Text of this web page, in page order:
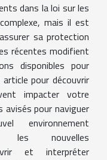
dans la loi sur les
mais il est
sa protection
récentes modifient
disponibles pour
pour découvrir
impacter votre
pour naviguer
environnement
les nouvelles
et interpréter